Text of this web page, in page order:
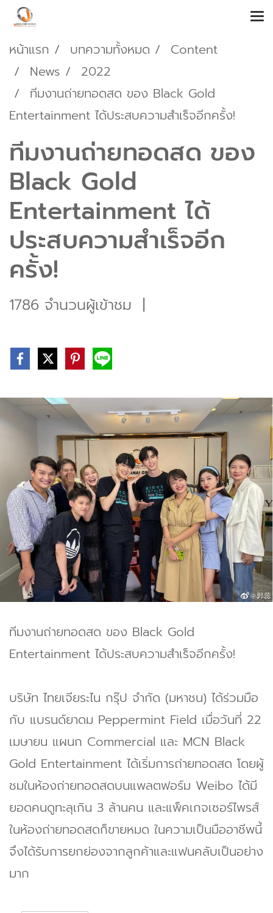
หน้าแรก บทความทั้งหมด
Content
News
2022
ทีมงานถ่ายทอดสด ของ Black Gold
Entertainment ได้ประสบความสำเร็จอีกครั้ง!
ทีมงานถ่ายทอดสด ของ
Black Gold
Entertainment ได้
ประสบความสำเร็จอีก
ครั้ง!
1786 จำนวนผู้เข้าชม |
ทีมงานถ่ายทอดสด ของ Black Gold
Entertainment ได้ประสบความสำเร็จอีกครั้ง!
บริษัท ไทยเจียระไน กรุ๊ป จำกัด (มหาชน) ได้ร่วมมือ
กับ แบรนด์ยาดม Peppermint Field เมื่อวันที่ 22
เมษายน แผนก Commercial และ MCN Black
Gold Entertainment ได้เริ่มการถ่ายทอดสด โดยผู้
ชมในห้องถ่ายทอดสดบนแพลตฟอร์ม Weibo ได้มี
ยอดคนดูทะลุเกิน 3 ล้านคน และแพ็คเกจเซอร์ไพรส์
ในห้องถ่ายทอดสดก็ขายหมด ในความเป็นมืออาชีพนี้
จึงได้รับการยกย่องจากลูกค้าและแฟนคลับเป็นอย่าง
มาก